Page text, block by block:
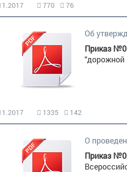
770 76
Об
Приказ
"дорожной
1335 142
О
Приказ